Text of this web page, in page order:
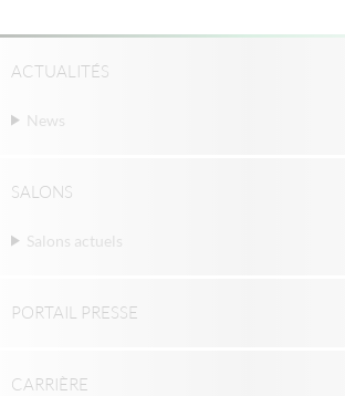
ACTUALITÉS
News
SALONS
Salons actuels
PORTAIL PRESSE
CARRIÈRE